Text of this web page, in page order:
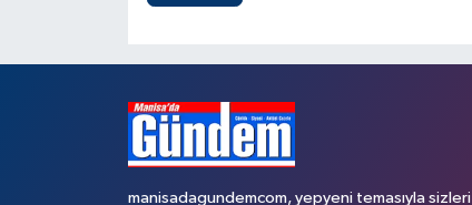
manisadagundemcom, yepyeni temasıyla sizleri